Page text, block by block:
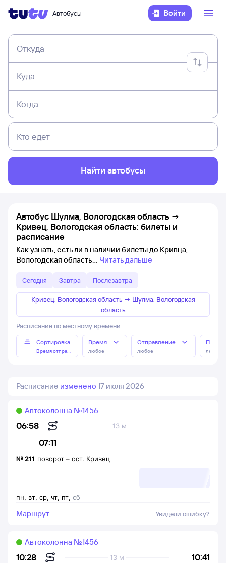
Автобусы Войти
Откуда
Куда
Когда
Кто едет
Найти автобусы
Автобус Шулма, Вологодская область →
Кривец, Вологодская область: билеты и
расписание
Как узнать, есть ли в наличии билеты до Кривца,
Вологодская область
Читать дальше
Сегодня Завтра Послезавтра
Кривец, Вологодская область → Шулма, Вологодская
область
Расписание по местному времени
Сортировка
Время отправления
Время
любое
Отправление
любое любое
Расписание изменено 17 июля 2026
06:58
07:11
13 м
Автоколонна №1456
пн, вт, ср, чт, пт, сб
№211 поворот – ост. Кривец
Маршрут Увидели ошибку?
10:28 10:41
13 м
Автоколонна №1456